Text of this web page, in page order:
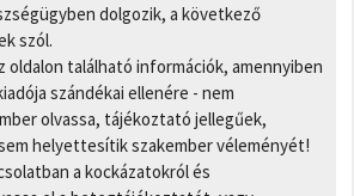
dolgozik, a következő
szól.
oldalon található információk, amennyiben
szándékai ellenére - nem
olvassa, tájékoztató jellegűek,
helyettesítik szakember véleményét!
a kockázatokról és